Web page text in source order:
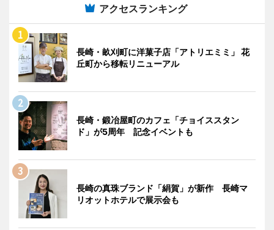
アクセスランキング
長崎・畝刈町に洋菓子店「アトリエミミ」 花
丘町から移転リニューアル
長崎・鍛冶屋町のカフェ「チョイススタン
ド」が5周年 記念イベントも
長崎の真珠ブランド「絹賀」が新作 長崎マ
リオットホテルで展示会も